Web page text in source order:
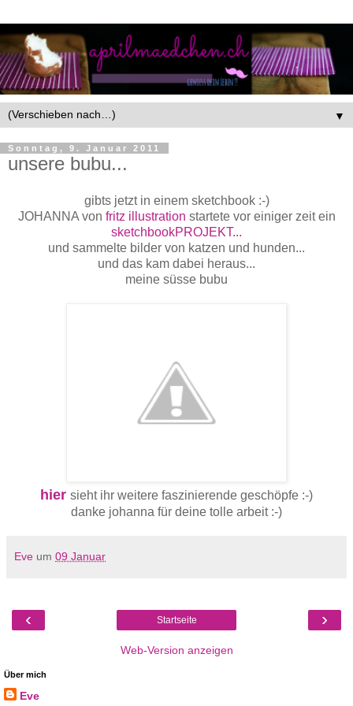
▼
Sonntag, 9. Januar 2011
unsere bubu...
gibts jetzt in einem sketchbook :-)
JOHANNA von fritz illustration startete vor einiger zeit ein
sketchbookPROJEKT...
und sammelte bilder von katzen und hunden...
und das kam dabei heraus...
meine süsse bubu
hier sieht ihr weitere faszinierende geschöpfe :-)
danke johanna für deine tolle arbeit :-)
Eve um 09 Januar
‹ ›
Startseite
Web-Version anzeigen
Über mich
Eve